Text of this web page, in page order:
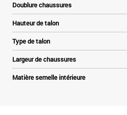
Doublure chaussures
Hauteur de talon
Type de talon
Largeur de chaussures
Matière semelle intérieure